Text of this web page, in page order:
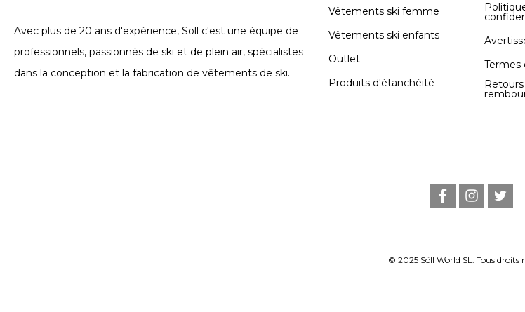
Avec plus de 20 ans d'expérience, Söll c'est une équipe de
professionnels, passionnés de ski et de plein air, spécialistes
dans la conception et la fabrication de vêtements de ski.
Vêtements ski femme
Vêtements ski enfants
Outlet
Produits d'étanchéité
Termes
f
a
o
k
i
n
r
a
t
w
r
© 2025 Söll World SL. Tous droits